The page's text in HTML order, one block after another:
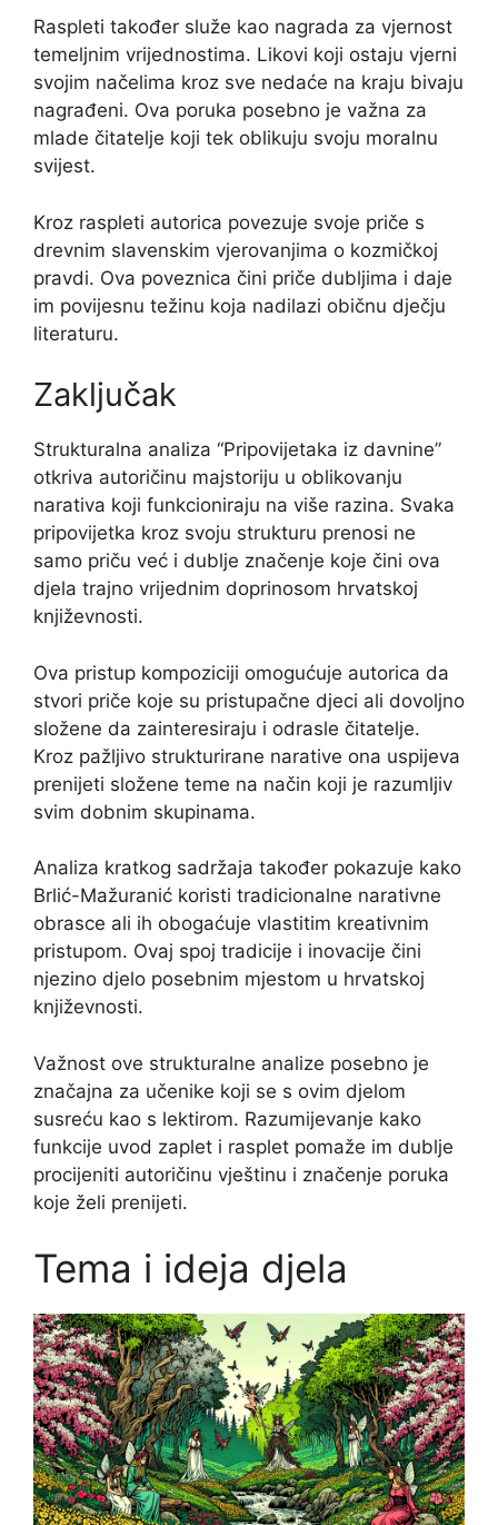
Raspleti također služe kao nagrada za vjernost
temeljnim vrijednostima. Likovi koji ostaju vjerni
svojim načelima kroz sve nedaće na kraju bivaju
nagrađeni. Ova poruka posebno je važna za
mlade čitatelje koji tek oblikuju svoju moralnu
svijest.
Kroz raspleti autorica povezuje svoje priče s
drevnim slavenskim vjerovanjima o kozmičkoj
pravdi. Ova poveznica čini priče dubljima i daje
im povijesnu težinu koja nadilazi običnu dječju
literaturu.
Zaključak
Strukturalna analiza “Pripovijetaka iz davnine”
otkriva autoričinu majstoriju u oblikovanju
narativa koji funkcioniraju na više razina. Svaka
pripovijetka kroz svoju strukturu prenosi ne
samo priču već i dublje značenje koje čini ova
djela trajno vrijednim doprinosom hrvatskoj
književnosti.
Ova pristup kompoziciji omogućuje autorica da
stvori priče koje su pristupačne djeci ali dovoljno
složene da zainteresiraju i odrasle čitatelje.
Kroz pažljivo strukturirane narative ona uspijeva
prenijeti složene teme na način koji je razumljiv
svim dobnim skupinama.
Analiza kratkog sadržaja također pokazuje kako
Brlić-Mažuranić koristi tradicionalne narativne
obrasce ali ih obogaćuje vlastitim kreativnim
pristupom. Ovaj spoj tradicije i inovacije čini
njezino djelo posebnim mjestom u hrvatskoj
književnosti.
Važnost ove strukturalne analize posebno je
značajna za učenike koji se s ovim djelom
susreću kao s lektirom. Razumijevanje kako
funkcije uvod zaplet i rasplet pomaže im dublje
procijeniti autoričinu vještinu i značenje poruka
koje želi prenijeti.
Tema i ideja djela